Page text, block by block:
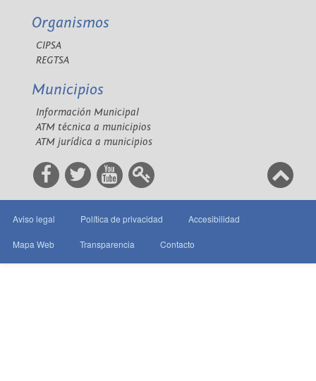
Organismos
CIPSA
REGTSA
Municipios
Información Municipal
ATM técnica a municipios
ATM jurídica a municipios
Aviso legal Política de privacidad Accesibilidad
Mapa Web Transparencia Contacto